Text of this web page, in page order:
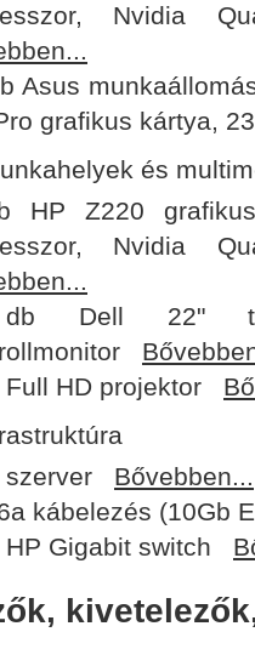
Nvidia
Asus
grafikus kártya,
és
HP Z220
Nvidia
Dell 22"
Full HD projektor
szerver Bővebben...
kábelezés (10Gb
HP Gigabit switch